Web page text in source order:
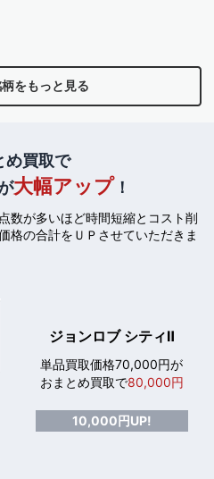
をもっと見る
め買取で
大幅アップ！
数が多いほど時間短縮とコスト削
格の合計をＵＰさせていただきま
ジョンロブ シティⅡ
単品買取価格70,000円が
おまとめ買取で80,000円
10,000円UP!